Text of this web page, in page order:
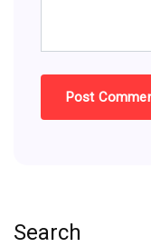
Search